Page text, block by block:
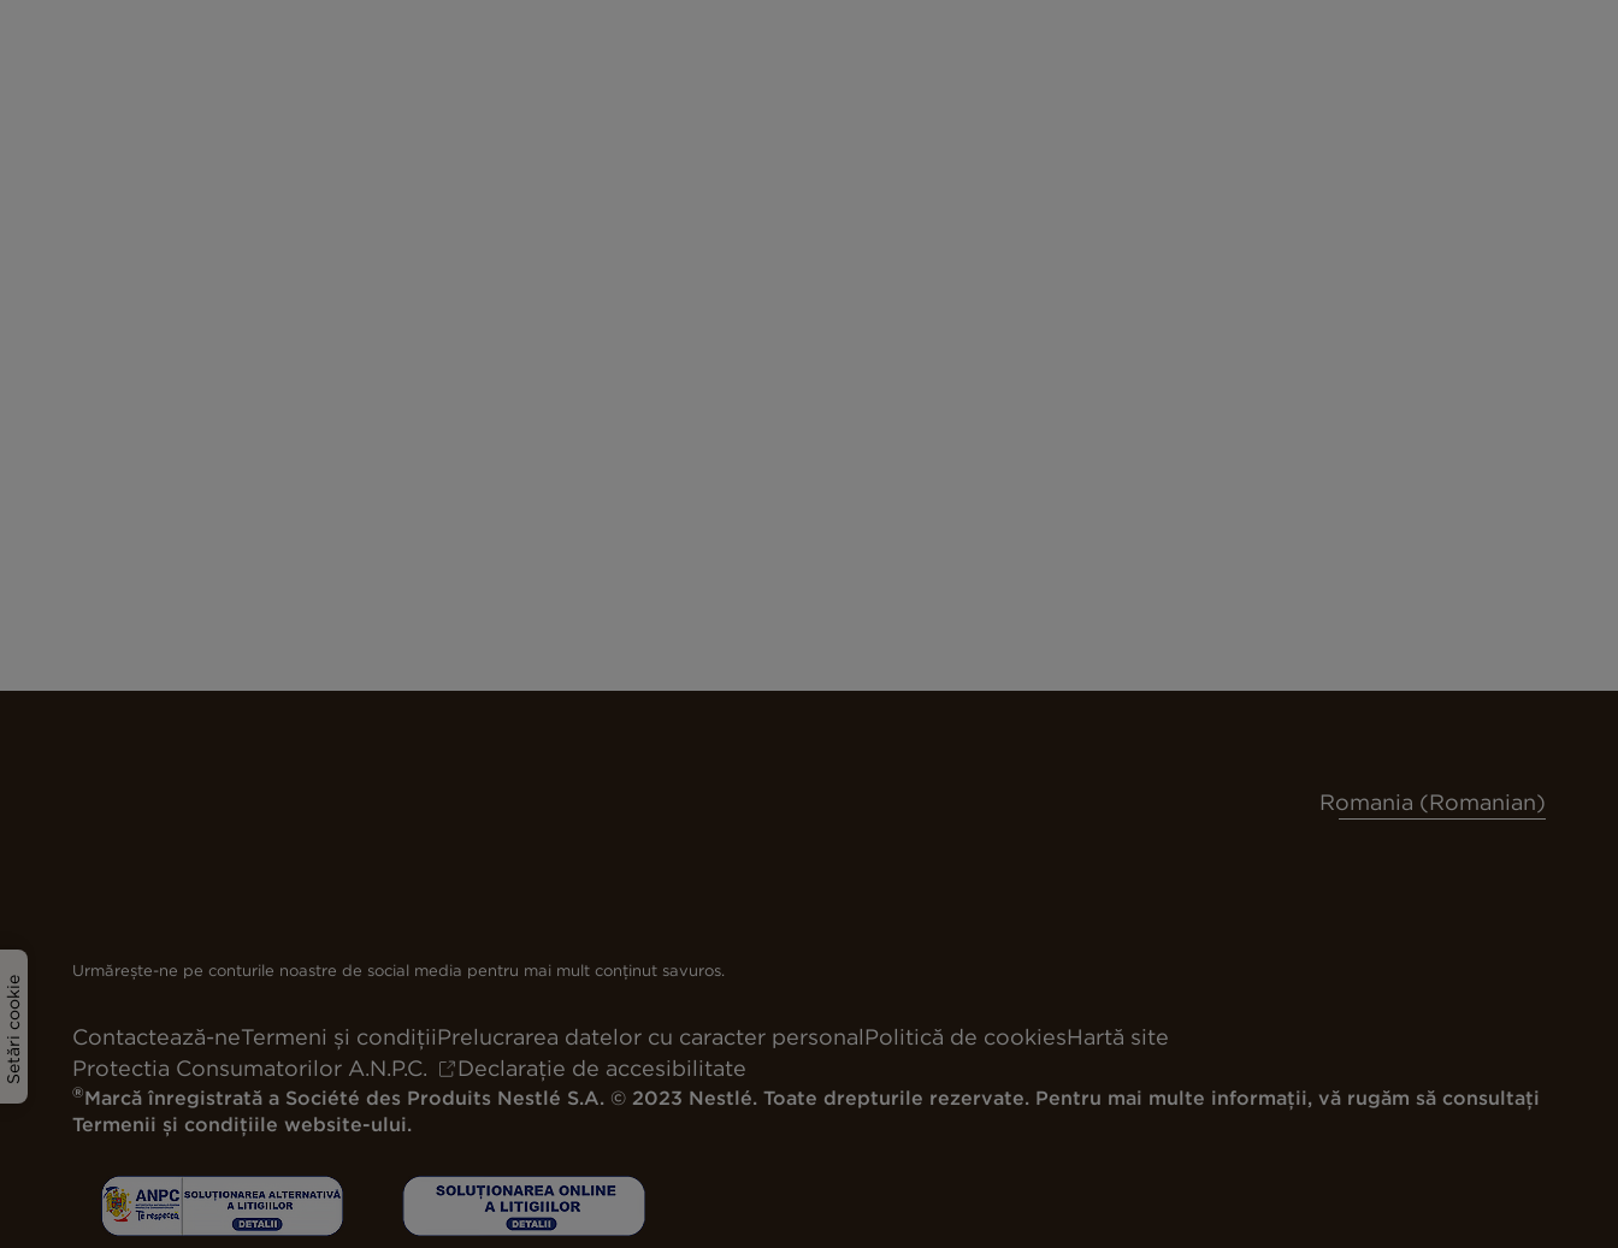
Setări cookie
Romania (Romanian)
Urmărește-ne pe conturile noastre de social media pentru mai mult conținut savuros.
Contactează-neTermeni și condițiiPrelucrarea datelor cu caracter personalPolitică de cookiesHartă site
Protectia Consumatorilor A.N.P.C.
Declarație de accesibilitate
®Marcă înregistrată a Société des Produits Nestlé S.A. © 2023 Nestlé. Toate drepturile rezervate. Pentru mai multe informații, vă rugăm să consultați
Termenii și condițiile website-ului.